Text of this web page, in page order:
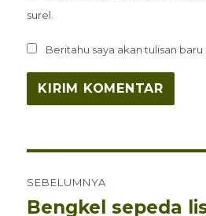
surel.
Beritahu saya akan tulisan baru
pos
SEBELUMNYA
Pos
Bengkel sepeda